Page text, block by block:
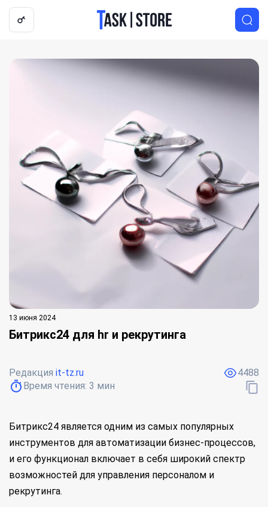
Логотип
13 июня 2024
Битрикс24 для hr и рекрутинга
Редакция it-tz.ru
Время чтения: 3 мин
4488
Битрикс24 является одним из самых популярных
инструментов для автоматизации бизнес-процессов,
и его функционал включает в себя широкий спектр
возможностей для управления персоналом и
рекрутинга.